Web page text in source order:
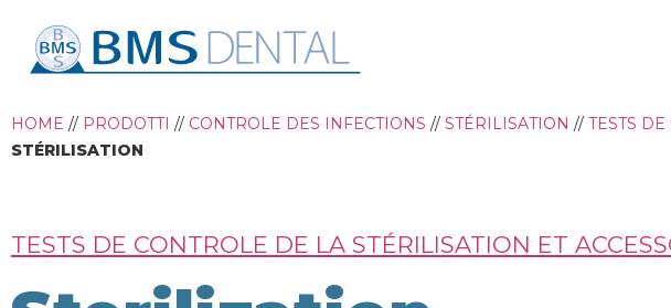
HOME // PRODOTTI // CONTROLE DES INFECTIONS // STÉRILISATION // TESTS
STÉRILISATION
TESTS DE CONTROLE DE LA STÉRILISATION ET